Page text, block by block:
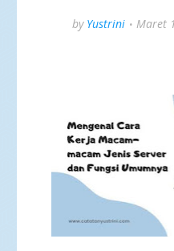
by Yustrini Maret